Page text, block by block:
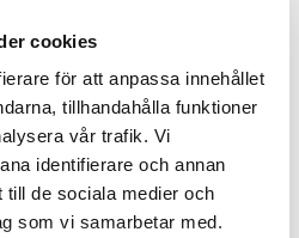
cookies
för att anpassa innehållet
tillhandahålla funktioner
vår trafik. Vi
identifierare och annan
till de sociala medier och
som vi samarbetar med.
limmas upp med Safe-